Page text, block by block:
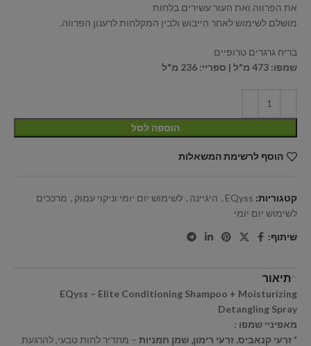
את הפרווה ואת העור עשירים בלחות
מושלם לשימוש לאחר הייבוש ולבין המקלחות לרענון הפרווה.
בריח גרגרים טרופיים
שמפו: 473 מ"ל | ספריי: 236 מ"ל
הוספה לסל
הוסף לרשימת המשאלות
קטגוריות: EQyss
, היגיינה , לשימוש יום יומי וניקוי עמוק , מרככים
לשימוש יום יומי
שיתוף:
תיאור
EQyss – Elite Conditioning Shampoo + Moisturizing
Detangling Spray
מאפיניי שמפו :
* זרעי קנאביס, זרעי רימון, שמן חמניות – מחדיר לחות טבעי, להרגעת